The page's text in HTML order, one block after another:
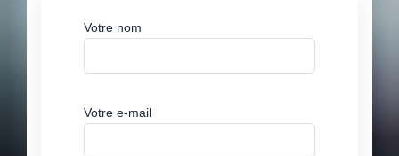
Votre nom
Votre e-mail